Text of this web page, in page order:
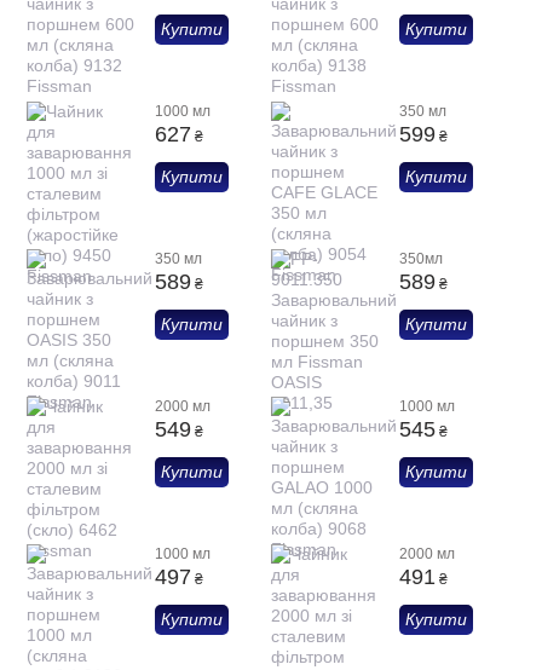
Купити Купити
1000 мл
627 ₴
Купити
350 мл
599 ₴
Купити
350 мл
589 ₴
Купити
350мл
589 ₴
Купити
2000 мл
549 ₴
Купити
1000 мл
545 ₴
Купити
1000 мл
497 ₴
Купити
2000 мл
491 ₴
Купити